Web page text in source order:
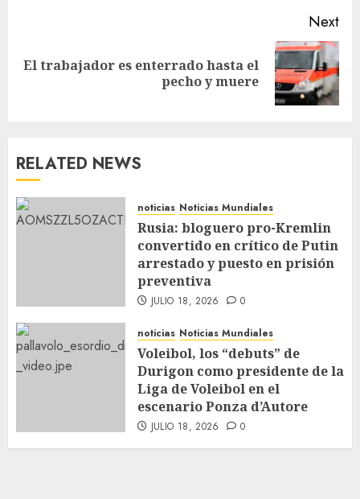
Next
El trabajador es enterrado hasta el
pecho y muere
RELATED NEWS
noticias Noticias Mundiales
Rusia: bloguero pro-Kremlin
convertido en crítico de Putin
arrestado y puesto en prisión
preventiva
JULIO 18, 2026 0
noticias Noticias Mundiales
Voleibol, los “debuts” de
Durigon como presidente de la
Liga de Voleibol en el
escenario Ponza d’Autore
JULIO 18, 2026 0